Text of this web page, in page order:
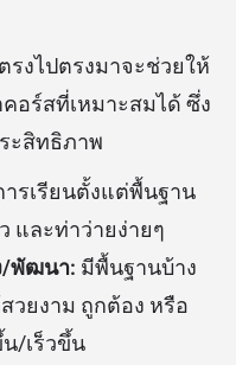
งไปตรงมาจะช่วยให้
อร์สที่เหมาะสมได้ ซึ่ง
ะสิทธิภาพ
ารเรียนตั้งแต่พื้นฐาน
และท่าว่ายง่ายๆ
/พัฒนา: มีพื้นฐานบ้าง
วยงาม ถูกต้อง หรือ
/เร็วขึ้น